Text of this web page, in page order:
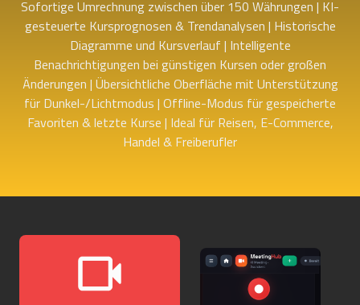
Sofortige Umrechnung zwischen über 150 Währungen | KI-
gesteuerte Kursprognosen & Trendanalysen | Historische
Diagramme und Kursverlauf | Intelligente
Benachrichtigungen bei günstigen Kursen oder großen
Änderungen | Übersichtliche Oberfläche mit Unterstützung
für Dunkel-/Lichtmodus | Offline-Modus für gespeicherte
Favoriten & letzte Kurse | Ideal für Reisen, E-Commerce,
Handel & Freiberufler